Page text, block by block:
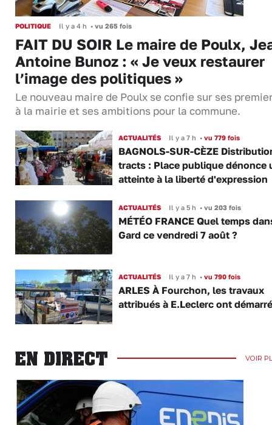
POLITIQUE Il y a 4 h • vu 265 fois
FAIT DU SOIR Le maire de Poulx,
Antoine Bunoz : « Je veux restaurer
l’image des politiques »
Le nouveau maire de Poulx se confie sur ses
à la mairie et ses ambitions pour la commune.
ACTUALITÉS Il y a 7 h •vu 779 fois
BAGNOLS-SUR-CÈZE
tracts : Place publique dénonce
atteinte à la liberté d'expression
ACTUALITÉS Il y a 5 h •vu 203 fois
MÉTÉO FRANCE Quel temps
Gard ce vendredi 7 août ?
ACTUALITÉS Il y a 7 h •vu 790 fois
ARLES À Fourchon, les travaux
attribués à E.Leclerc ont démarré
EN DIRECT VOIR